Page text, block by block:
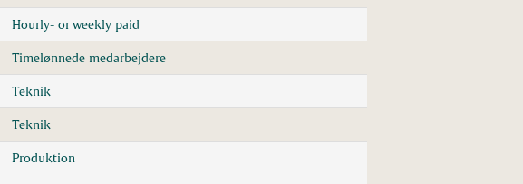
Hourly- or weekly paid
Timelønnede medarbejdere
Teknik
Teknik
Produktion